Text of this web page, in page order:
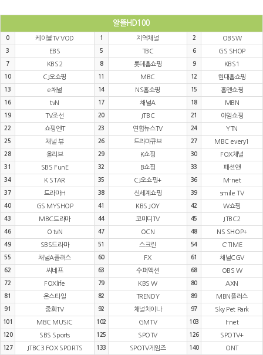
알뜰HD100
0 케이블TV VOD 1 지역채널 2 OBSW
3 EBS 5 TBC 6 GS SHOP
7 KBS2 8 롯데홈쇼핑 9 KBS1
10 CJ오쇼핑 11 MBC 12 현대홈쇼핑
13 e채널 14 NS홈쇼핑 15 홈앤쇼핑
16 tvN 17 채널A 18 MBN
19 TV조선 20 JTBC 21 아임쇼핑
22 쇼핑엔T 23 연합뉴스TV 24 YTN
25 채널 뷰 26 드라마큐브 27 MBC every1
28 올리브 29 K쇼핑 30 FOX채널
31 SBS FunE 32 B쇼핑 33 패션앤
34 K STAR 35 CJ오쇼핑+ 36 M-net
37 드라마H 38 신세계쇼핑 39 smile TV
40 GS MYSHOP 41 KBS JOY 42 W쇼핑
43 MBC드라마 44 코미디TV 45 JTBC2
46 O tvN 47 OCN 48 NS SHOP+
49 SBS드라마 51 스크린 54 C'TIME
55 채널A플러스 60 FX 61 채널CGV
62 씨네프 63 수퍼액션 68 OBS W
72 FOXlife 79 KBS W 80 AXN
81 온스타일 82 TRENDY 89 MBN플러스
91 중화TV 92 채널차이나 97 Sky Pet Park
101 MBC MUSIC 102 GMTV 103 I-net
120 SBS Sports 125 SPOTV 126 SPOTV+
127 JTBC3 FOX SPORTS 133 SPOTV게임즈 140 ONT